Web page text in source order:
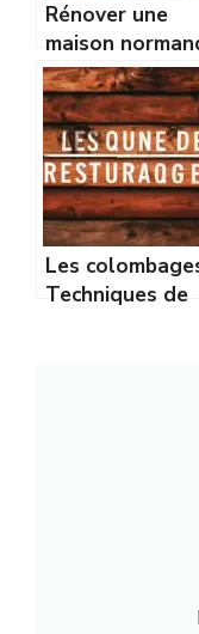
Rénover une
maison
: traiter
des murs
et silex
Les
Techniques de